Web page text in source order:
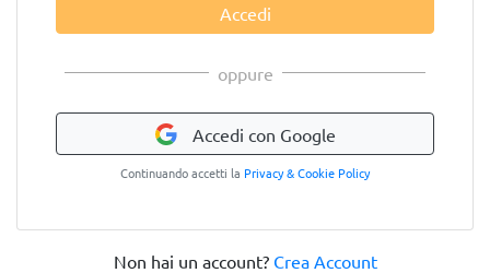
Accedi
oppure
Accedi con Google
Continuando accetti la Privacy & Cookie Policy
Non hai un account? Crea Account